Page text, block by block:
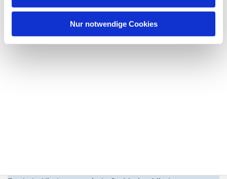
Nur notwendige Cookies